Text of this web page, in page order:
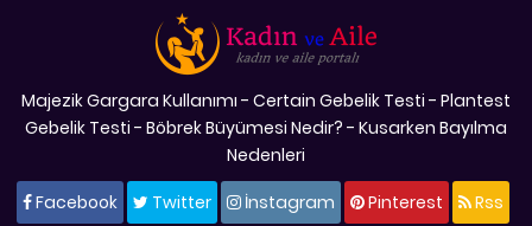
Majezik Gargara Kullanımı - Certain Gebelik Testi - Plantest
Gebelik Testi - Böbrek Büyümesi Nedir? - Kusarken Bayılma
Nedenleri
Facebook
Twitter İnstagram Pinterest Rss